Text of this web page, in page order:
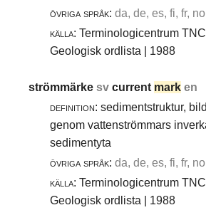
övriga språk: da, de, es, fi, fr,
källa: Terminologicentrum
Geologisk ordlista | 1988
strömmärkesvcurrent mark en
definition: sedimentstruktur,
genom vattenströmmars
sedimentyta
övriga språk: da, de, es, fi, fr,
källa: Terminologicentrum
Geologisk ordlista | 1988